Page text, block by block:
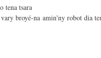
tena tsara
broyé-na amin'ny robot dia